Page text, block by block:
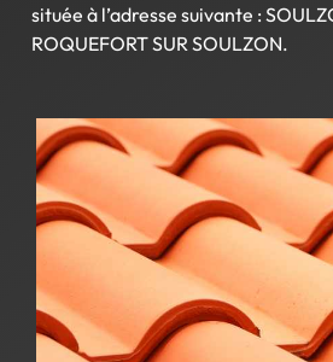
située à l’adresse suivante :
ROQUEFORT SUR SOULZON.